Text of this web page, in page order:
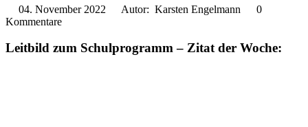
04. November 2022 Autor: Karsten Engelmann
0
Kommentare
Leitbild zum Schulprogramm – Zitat der Woche: